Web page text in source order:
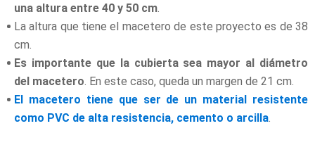
una altura entre 40 y 50 cm
La altura que tiene el macetero de este proyecto es de 38
cm.
Es importante que la cubierta sea mayor al diámetro
del macetero . En este caso, queda un margen de 21 cm.
El macetero tiene que ser de un material resistente
como PVC de alta resistencia, cemento o arcilla